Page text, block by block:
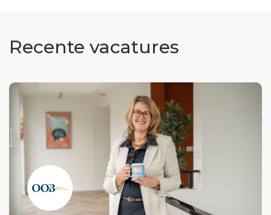
Recente vacatures